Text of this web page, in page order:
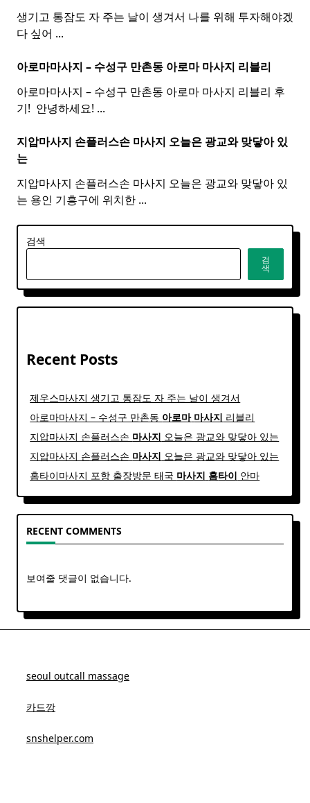
생기고 통잠도 자 주는 날이 생겨서 나를 위해 투자해야겠
다 싶어 ...
아로마마사지 – 수성구 만촌동 아로마 마사지 리블리
아로마마사지 – 수성구 만촌동 아로마 마사지 리블리 후
기! ​ 안녕하세요! ...
지압마사지 손플러스손 마사지 오늘은 광교와 맞닿아 있
는
지압마사지 손플러스손 마사지 오늘은 광교와 맞닿아 있
는 용인 기흥구에 위치한 ...
검색
검
색
Recent Posts
제우스마사지 생기고 통잠도 자 주는 날이 생겨서
아로마마사지 – 수성구 만촌동 아로마 마사지 리블리
지압마사지 손플러스손 마사지 오늘은 광교와 맞닿아 있는
지압마사지 손플러스손 마사지 오늘은 광교와 맞닿아 있는
홈타이마사지 포항 출장방문 태국 마사지 홈타이 안마​
RECENT COMMENTS
보여줄 댓글이 없습니다.
seoul outcall massage
카드깡
snshelper.com